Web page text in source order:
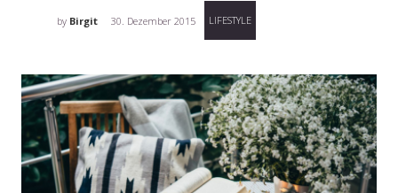
by Birgit 30. Dezember 2015 LIFESTYLE